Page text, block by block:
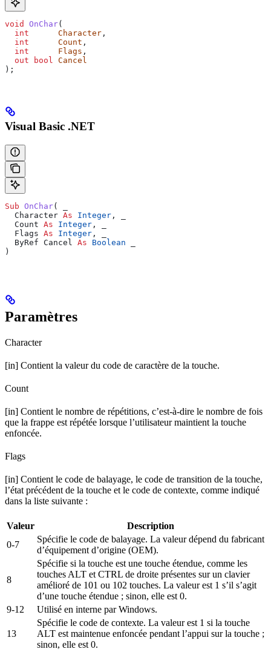
void OnChar(
  int
      Character
,
  int
      Count
,
  int
      Flags
,
  out
bool
Cancel
);
Visual Basic .NET
Sub OnChar(
  Character
As Integer ,
  Count
As Integer ,
  Flags
As Integer ,
  ByRef Cancel
As Boolean
)
Paramètres
Character
[in] Contient la valeur du code de caractère de la touche.
Count
[in] Contient le nombre de répétitions, c’est-à-dire le nombre de fois
que la frappe est répétée lorsque l’utilisateur maintient la touche
enfoncée.
Flags
[in] Contient le code de balayage, le code de transition de la touche,
l’état précédent de la touche et le code de contexte, comme indiqué
dans la liste suivante :
Valeur
Description
0-7
Spécifie le code de balayage. La valeur dépend du fabricant
d’équipement d’origine (OEM).
8
Spécifie si la touche est une touche étendue, comme les
touches ALT et CTRL de droite présentes sur un clavier
amélioré de 101 ou 102 touches. La valeur est 1 s’il s’agit
d’une touche étendue ; sinon, elle est 0.
9-12
Utilisé en interne par Windows.
13
Spécifie le code de contexte. La valeur est 1 si la touche
ALT est maintenue enfoncée pendant l’appui sur la touche ;
sinon, elle est 0.